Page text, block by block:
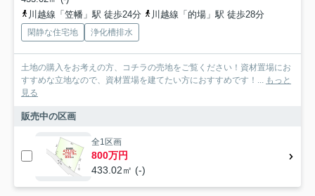
川越線「笠幡」駅 徒歩24分
川越線「的場」駅 徒歩28分
閑静な住宅地 浄化槽排水
土地の購入をお考えの方、コチラの売地をご覧ください！資材置場にお
すすめな立地なので、資材置場を建てたい方におすすめです！...
もっと
見る
販売中の区画
全1区画
800万円
433.02㎡ (-)